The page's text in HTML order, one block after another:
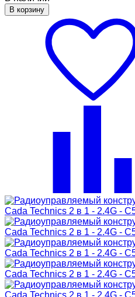
В корзину